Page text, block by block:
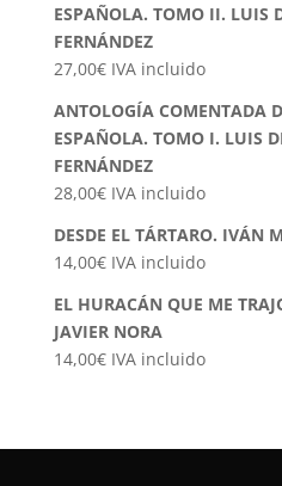
ESPAÑOLA. TOMO II. LUIS
FERNÁNDEZ
27,00€ IVA incluido
ANTOLOGÍA COMENTADA
ESPAÑOLA. TOMO I. LUIS
FERNÁNDEZ
28,00€ IVA incluido
DESDE EL TÁRTARO. IVÁN
14,00€ IVA incluido
EL HURACÁN QUE ME
JAVIER NORA
14,00€ IVA incluido